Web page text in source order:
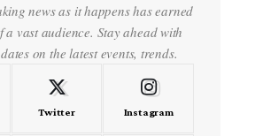
news as it happens has earned
a vast audience. Stay ahead with
on the latest events, trends.
Twitter Instagram